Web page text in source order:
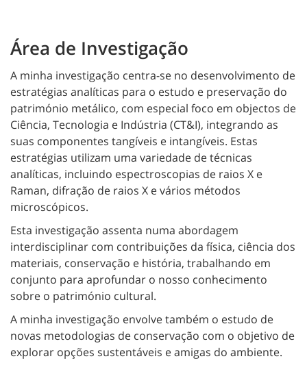
Área de Investigação
A minha investigação centra-se no desenvolvimento de
estratégias analíticas para o estudo e preservação do
património metálico, com especial foco em objectos de
Ciência, Tecnologia e Indústria (CT&I), integrando as
suas componentes tangíveis e intangíveis. Estas
estratégias utilizam uma variedade de técnicas
analíticas, incluindo espectroscopias de raios X e
Raman, difração de raios X e vários métodos
microscópicos.
Esta investigação assenta numa abordagem
interdisciplinar com contribuições da física, ciência dos
materiais, conservação e história, trabalhando em
conjunto para aprofundar o nosso conhecimento
sobre o património cultural.
A minha investigação envolve também o estudo de
novas metodologias de conservação com o objetivo de
explorar opções sustentáveis e amigas do ambiente.